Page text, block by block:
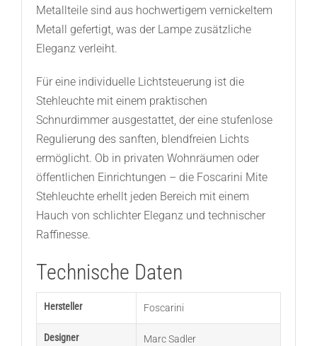
Metallteile sind aus hochwertigem vernickeltem
Metall gefertigt, was der Lampe zusätzliche
Eleganz verleiht.
Für eine individuelle Lichtsteuerung ist die
Stehleuchte mit einem praktischen
Schnurdimmer ausgestattet, der eine stufenlose
Regulierung des sanften, blendfreien Lichts
ermöglicht. Ob in privaten Wohnräumen oder
öffentlichen Einrichtungen – die Foscarini Mite
Stehleuchte erhellt jeden Bereich mit einem
Hauch von schlichter Eleganz und technischer
Raffinesse.
Technische Daten
Hersteller Foscarini
Designer Marc Sadler